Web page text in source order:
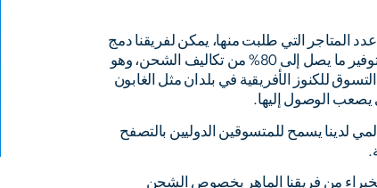
المتاجر التي طلبت منها، يمكن لفريقنا دمج
حزمة طلباتك وتوفير ما يصل إلى 80% من تكاليف الشحن، وهو
للكنوز الأفريقية في بلدان مثل الغابون
يصعب الوصول إليها.
لدينا يسمح للمتسوقين الدوليين بالتصفح
من فريقنا الماهر بخصوص الشحن